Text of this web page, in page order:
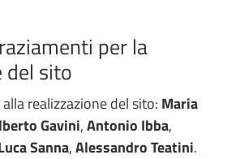
per la
del sito
realizzazione del sito: Maria
Gavini,Antonio Ibba,
Sanna,Alessandro Teatini.